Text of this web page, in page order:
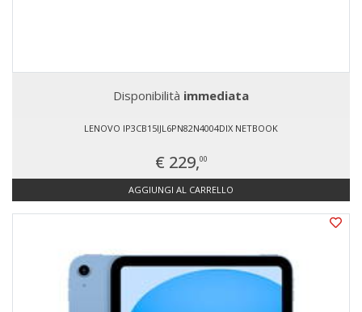
Disponibilità immediata
LENOVO IP3CB15IJL6PN82N4004DIX NETBOOK
€ 229,00
AGGIUNGI AL CARRELLO